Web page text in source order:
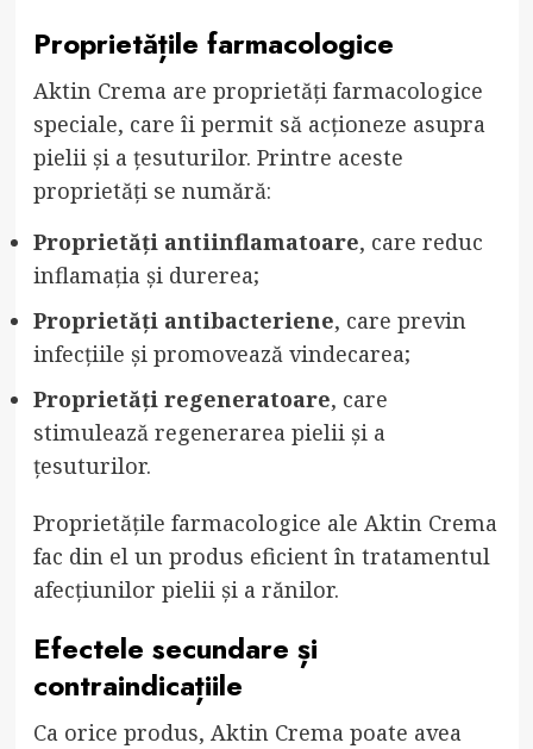
Proprietățile farmacologice
Aktin Crema are proprietăți farmacologice
speciale, care îi permit să acționeze asupra
pielii și a țesuturilor. Printre aceste
proprietăți se numără:
Proprietăți antiinflamatoare, care reduc
inflamația și durerea;
Proprietăți antibacteriene, care previn
infecțiile și promovează vindecarea;
Proprietăți regeneratoare, care
stimulează regenerarea pielii și a
țesuturilor.
Proprietățile farmacologice ale Aktin Crema
fac din el un produs eficient în tratamentul
afecțiunilor pielii și a rănilor.
Efectele secundare și
contraindicațiile
Ca orice produs, Aktin Crema poate avea